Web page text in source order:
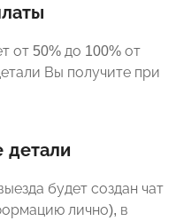
от 50% до 100% от
Вы получите при
детали
будет создан чат
лично), в